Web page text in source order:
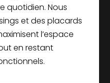
quotidien. Nous
et des placards
l’espace
en restant